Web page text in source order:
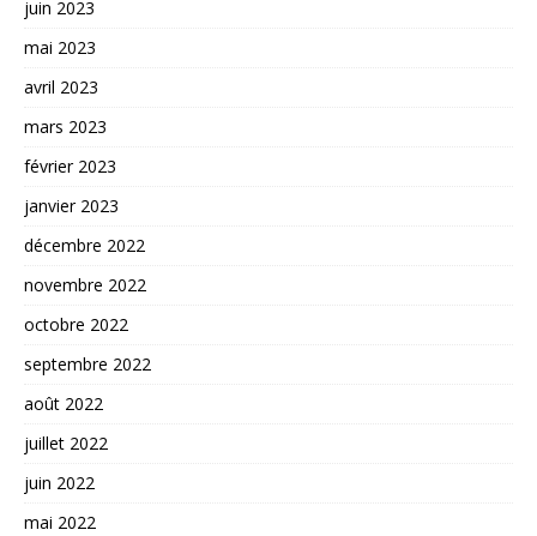
juin 2023
mai 2023
avril 2023
mars 2023
février 2023
janvier 2023
décembre 2022
novembre 2022
octobre 2022
septembre 2022
août 2022
juillet 2022
juin 2022
mai 2022